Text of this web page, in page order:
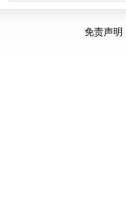
免责声明